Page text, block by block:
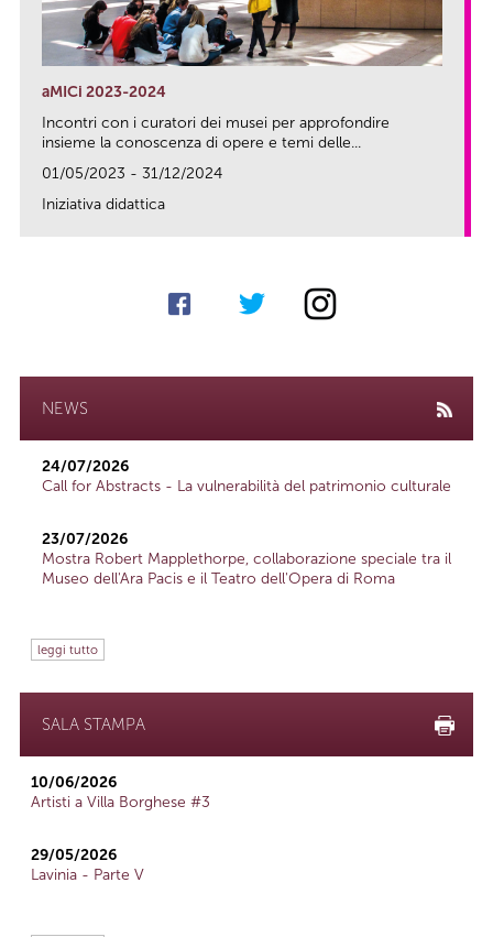
aMICi 2023-2024
Incontri con i curatori dei musei per approfondire
insieme la conoscenza di opere e temi delle...
01/05/2023 - 31/12/2024
Iniziativa didattica
NEWS
24/07/2026
Call for Abstracts - La vulnerabilità del patrimonio culturale
23/07/2026
Mostra Robert Mapplethorpe, collaborazione speciale tra il
Museo dell'Ara Pacis e il Teatro dell'Opera di Roma
leggi tutto
SALA STAMPA
10/06/2026
Artisti a Villa Borghese #3
29/05/2026
Lavinia - Parte V